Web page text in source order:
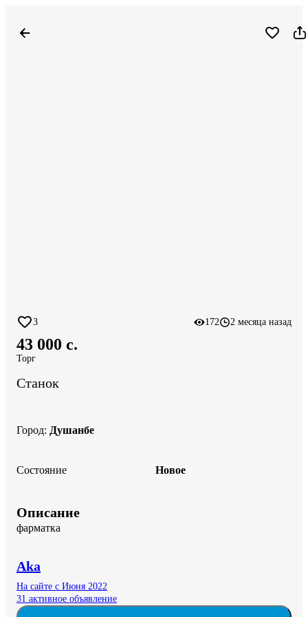
3 172 2 месяца назад
43 000 c.
Торг
Станок
Город: Душанбе
Состояние Новое
Описание
фарматка
Aka
На сайте с Июня 2022
31 активное объявление